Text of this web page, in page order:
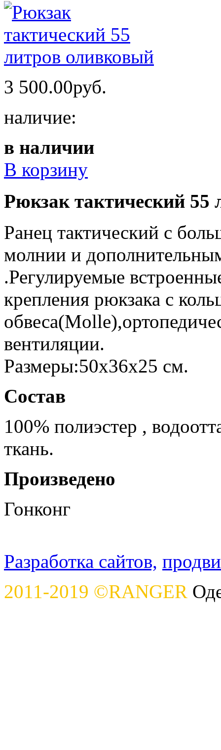
3 500.00руб.
наличие:
в наличии
В корзину
Рюкзак тактический 55
Ранец тактический с
молнии и
.Регулируемые
крепления рюкзака с
вентиляции.
Размеры:50х36х25 см.
Состав
100% полиэстер ,
ткань.
Произведено
Гонконг
Разработка сайтов,
2011-2019 ©RANGER